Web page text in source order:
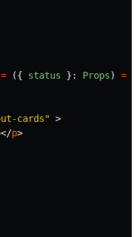
= ({ status }: Props) =>
cards" >
</p>